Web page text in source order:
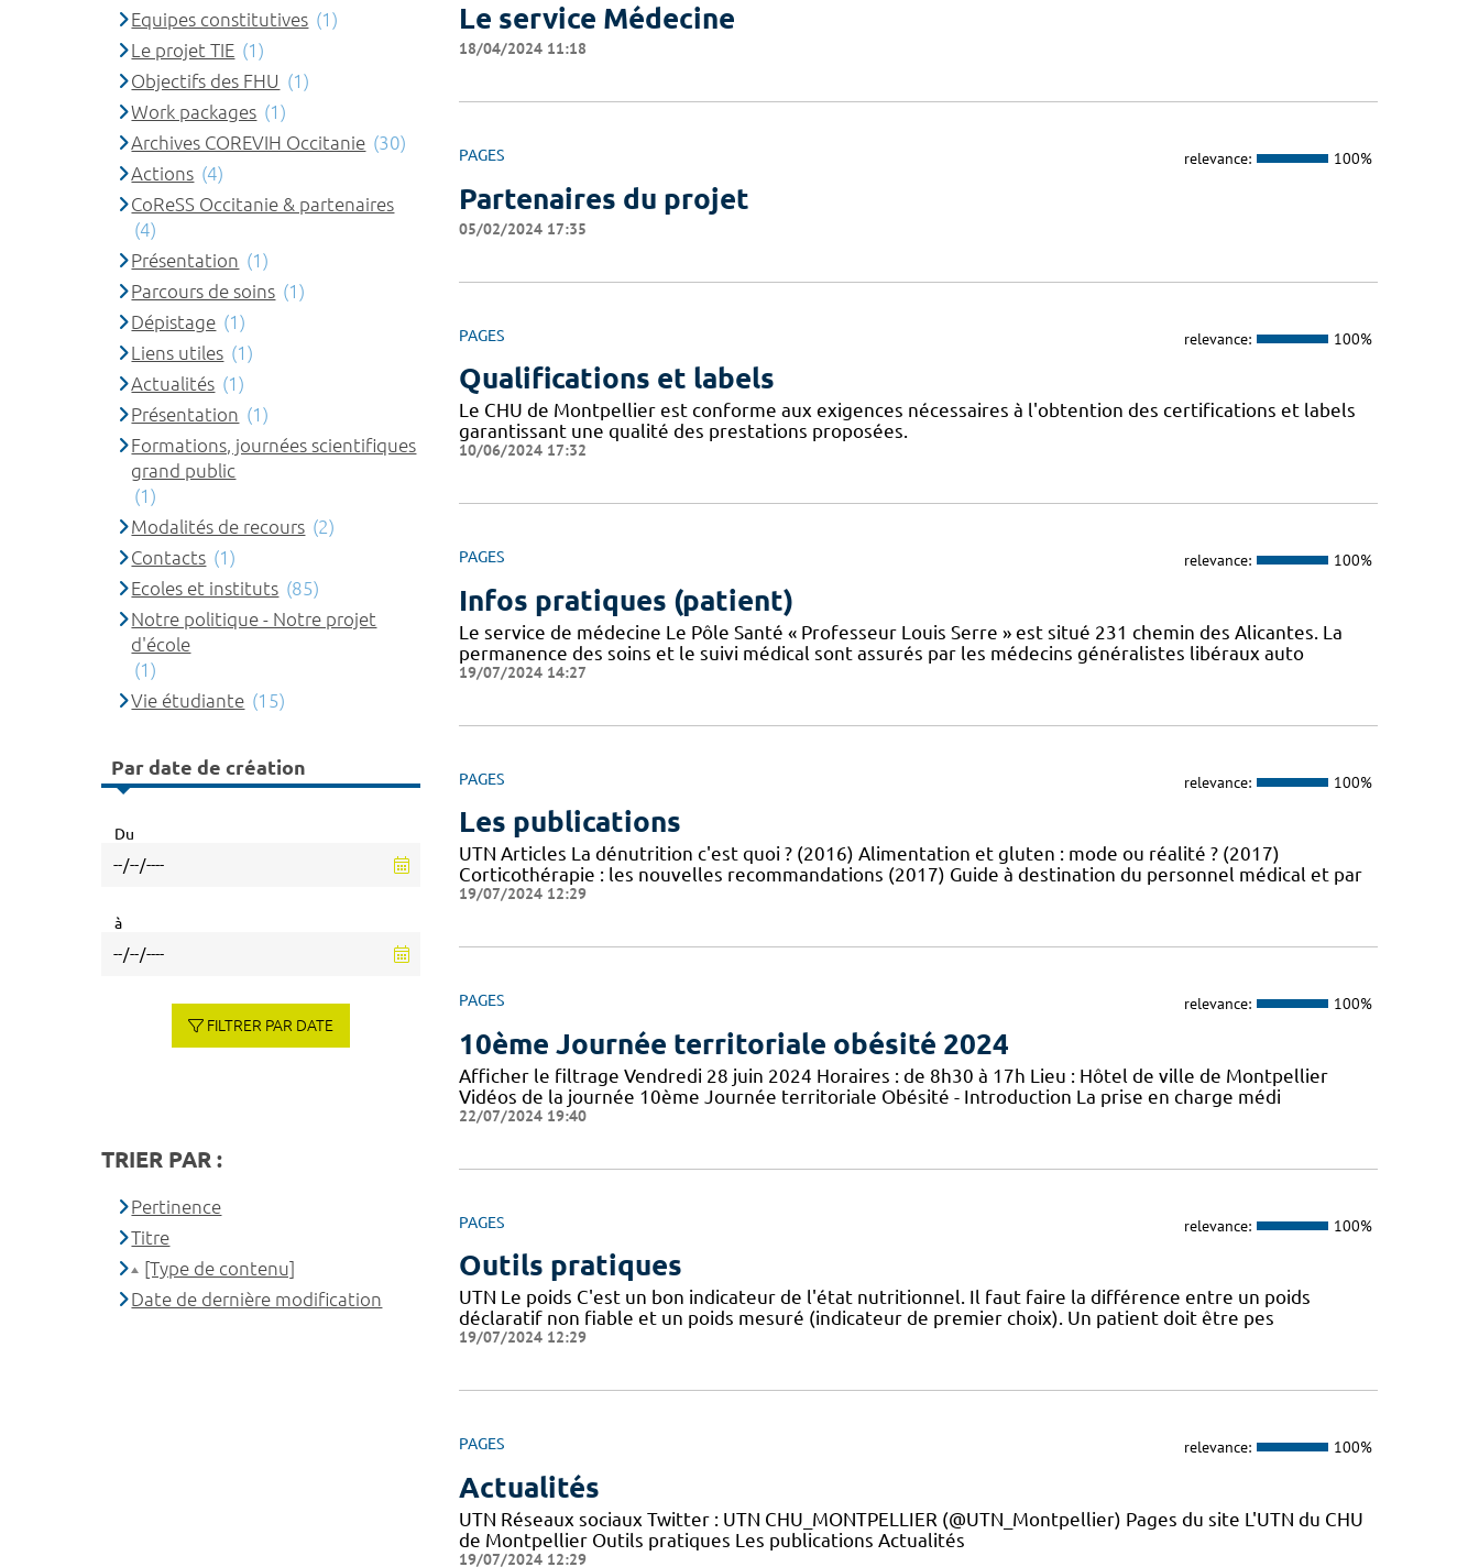
Le service Médecine
18/04/2024 11:18
PAGES relevance: 100%
Partenaires du projet
05/02/2024 17:35
PAGES relevance: 100%
Qualifications et labels
Le CHU de Montpellier est conforme aux exigences nécessaires à l'obtention des certifications et labels
garantissant une qualité des prestations proposées.
10/06/2024 17:32
PAGES relevance: 100%
Infos pratiques (patient)
Le service de médecine Le Pôle Santé « Professeur Louis Serre » est situé 231 chemin des Alicantes. La
permanence des soins et le suivi médical sont assurés par les médecins généralistes libéraux auto
19/07/2024 14:27
PAGES relevance: 100%
Les publications
UTN Articles La dénutrition c'est quoi ? (2016) Alimentation et gluten : mode ou réalité ? (2017)
Corticothérapie : les nouvelles recommandations (2017) Guide à destination du personnel médical et par
19/07/2024 12:29
PAGES relevance: 100%
10ème Journée territoriale obésité 2024
Afficher le filtrage Vendredi 28 juin 2024 Horaires : de 8h30 à 17h Lieu : Hôtel de ville de Montpellier
Vidéos de la journée 10ème Journée territoriale Obésité - Introduction La prise en charge médi
22/07/2024 19:40
PAGES relevance: 100%
Outils pratiques
UTN Le poids C'est un bon indicateur de l'état nutritionnel. Il faut faire la différence entre un poids
déclaratif non fiable et un poids mesuré (indicateur de premier choix). Un patient doit être pes
19/07/2024 12:29
PAGES relevance: 100%
Actualités
UTN Réseaux sociaux Twitter : UTN CHU_MONTPELLIER (@UTN_Montpellier) Pages du site L'UTN du CHU
de Montpellier Outils pratiques Les publications Actualités
19/07/2024 12:29
Equipes constitutives (1)
Le projet TIE (1)
Objectifs des FHU (1)
Work packages (1)
Archives COREVIH Occitanie (30)
Actions (4)
CoReSS Occitanie & partenaires
(4)
Présentation (1)
Parcours de soins (1)
Dépistage (1)
Liens utiles (1)
Actualités (1)
Présentation (1)
Formations, journées scientifiques
grand public
(1)
Modalités de recours (2)
Contacts (1)
Ecoles et instituts (85)
Notre politique - Notre projet
d'école
(1)
Vie étudiante (15)
Par date de création
Du
à
FILTRER PAR DATE
TRIER PAR :
Pertinence
Titre
[Type de contenu]
Date de dernière modification